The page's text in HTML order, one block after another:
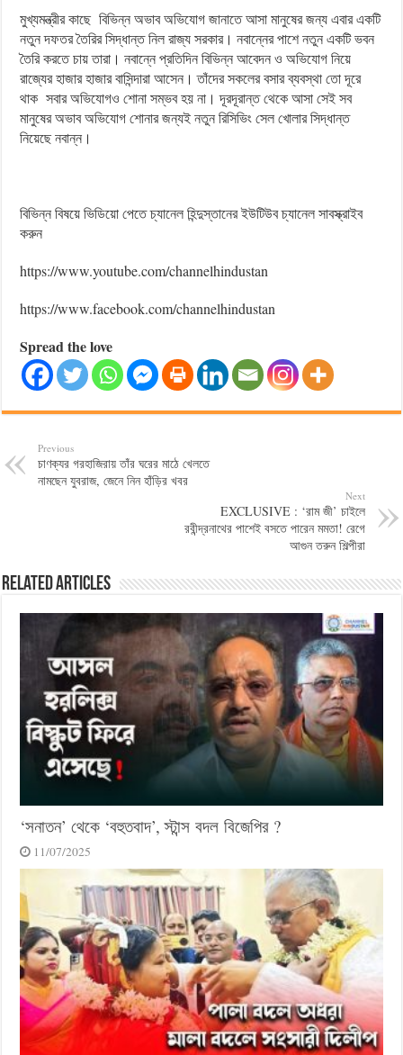
মুখ্যমন্ত্রীর কাছে বিভিন্ন অভাব অভিযোগ জানাতে আসা মানুষের জন্য এবার একটি
নতুন দফতর তৈরির সিদ্ধান্ত নিল রাজ্য সরকার। নবান্নের পাশে নতুন একটি ভবন
তৈরি করতে চায় তারা। নবান্নে প্রতিদিন বিভিন্ন আবেদন ও অভিযোগ নিয়ে
রাজ্যের হাজার হাজার বাসিন্দারা আসেন। তাঁদের সকলের বসার ব্যবস্থা তো দূরে
থাক সবার অভিযোগও শোনা সম্ভব হয় না। দূরদূরান্ত থেকে আসা সেই সব
মানুষের অভাব অভিযোগ শোনার জন্যই নতুন রিসিভিং সেল খোলার সিদ্ধান্ত
নিয়েছে নবান্ন।
বিভিন্ন বিষয়ে ভিডিয়ো পেতে চ্যানেল হিন্দুস্তানের ইউটিউব চ্যানেল সাবস্ক্রাইব
করুন
https://www.youtube.com/channelhindustan
https://www.facebook.com/channelhindustan
Spread the love
Previous
চাণক্যর গরহাজিরায় তাঁর ঘরের মাঠে খেলতে
নামছেন যুবরাজ, জেনে নিন হাঁড়ির খবর
Next
EXCLUSIVE : ‘রাম জী’ চাইলে
রবীন্দ্রনাথের পাশেই বসতে পারেন মমতা! রেগে
আগুন তরুন শিল্পীরা
Related Articles
‘সনাতন’ থেকে ‘বহুতবাদ’, স্টান্স বদল বিজেপির ?
11/07/2025